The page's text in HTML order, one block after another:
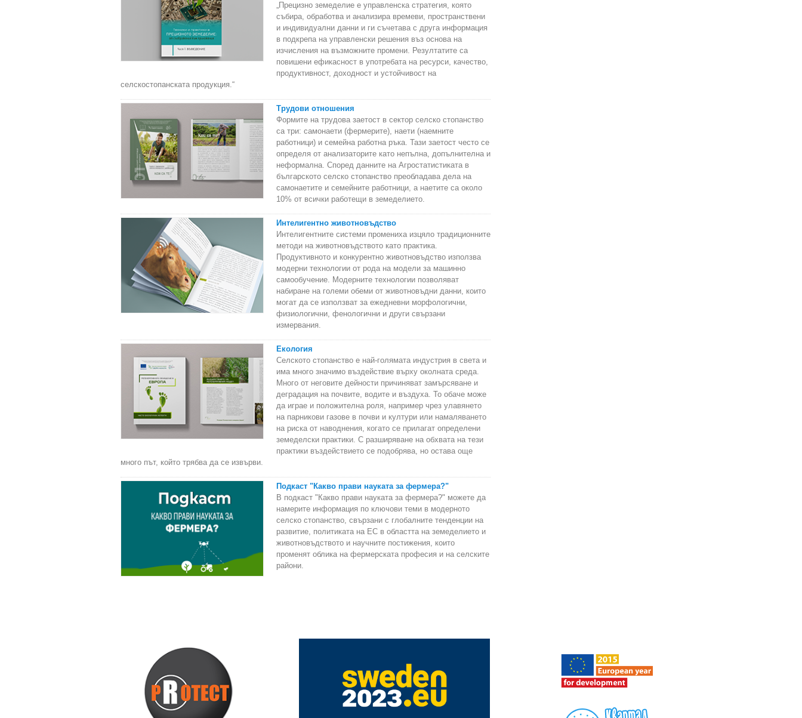
„Прецизно земеделие е управленска стратегия, която
събира, обработва и анализира времеви, пространствени
и индивидуални данни и ги съчетава с друга информация
в подкрепа на управленски решения въз основа на
изчисления на възможните промени. Резултатите са
повишени ефикасност в употребата на ресурси, качество,
продуктивност, доходност и устойчивост на
селскостопанската продукция.“
Трудови отношения
Формите на трудова заетост в сектор селско стопанство
са три: самонаети (фермерите), наети (наемните
работници) и семейна работна ръка. Тази заетост често се
определя от анализаторите като непълна, допълнителна и
неформална. Според данните на Агростатистиката в
българското селско стопанство преобладава дела на
самонаетите и семейните работници, а наетите са около
10% от всички работещи в земеделието.
Интелигентно животновъдство
Интелигентните системи промениха изцяло традиционните
методи на животновъдството като практика.
Продуктивното и конкурентно животновъдство използва
модерни технологии от рода на модели за машинно
самообучение. Модерните технологии позволяват
набиране на големи обеми от животновъдни данни, които
могат да се използват за ежедневни морфологични,
физиологични, фенологични и други свързани
измервания.
Екология
Селското стопанство е най-голямата индустрия в света и
има много значимо въздействие върху околната среда.
Много от неговите дейности причиняват замърсяване и
деградация на почвите, водите и въздуха. То обаче може
да играе и положителна роля, например чрез улавянето
на парникови газове в почви и култури или намаляването
на риска от наводнения, когато се прилагат определени
земеделски практики. С разширяване на обхвата на тези
практики въздействието се подобрява, но остава още
много път, който трябва да се извърви.
Подкаст "Какво прави науката за фермера?"
В подкаст "Какво прави науката за фермера?" можете да
намерите информация по ключови теми в модерното
селско стопанство, свързани с глобалните тенденции на
развитие, политиката на ЕС в областта на земеделието и
животновъдството и научните постижения, които
променят облика на фермерската професия и на селските
райони.